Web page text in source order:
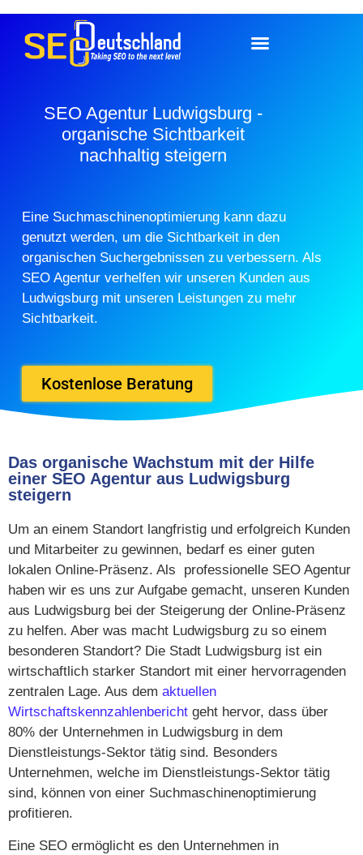
SEO Agentur Ludwigsburg -
organische Sichtbarkeit
nachhaltig steigern
Eine Suchmaschinenoptimierung kann dazu
genutzt werden, um die Sichtbarkeit in den
organischen Suchergebnissen zu verbessern. Als
SEO Agentur verhelfen wir unseren Kunden aus
Ludwigsburg mit unseren Leistungen zu mehr
Sichtbarkeit.
Kostenlose Beratung
Das organische Wachstum mit der Hilfe
einer SEO Agentur aus Ludwigsburg
steigern
Um an einem Standort langfristig und erfolgreich Kunden
und Mitarbeiter zu gewinnen, bedarf es einer guten
lokalen Online-Präsenz. Als professionelle SEO Agentur
haben wir es uns zur Aufgabe gemacht, unseren Kunden
aus Ludwigsburg bei der Steigerung der Online-Präsenz
zu helfen. Aber was macht Ludwigsburg zu so einem
besonderen Standort? Die Stadt Ludwigsburg ist ein
wirtschaftlich starker Standort mit einer hervorragenden
zentralen Lage. Aus dem aktuellen
Wirtschaftskennzahlenbericht geht hervor, dass über
80% der Unternehmen in Ludwigsburg in dem
Dienstleistungs-Sektor tätig sind. Besonders
Unternehmen, welche im Dienstleistungs-Sektor tätig
sind, können von einer Suchmaschinenoptimierung
profitieren.
Eine SEO ermöglicht es den Unternehmen in